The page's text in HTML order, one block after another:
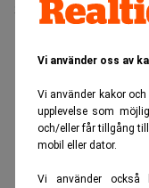
Vi använder oss av
Vi använder kakor
upplevelse som
och/eller får tillgång
mobil eller dator.
Vi använder
Sista
ANNONS